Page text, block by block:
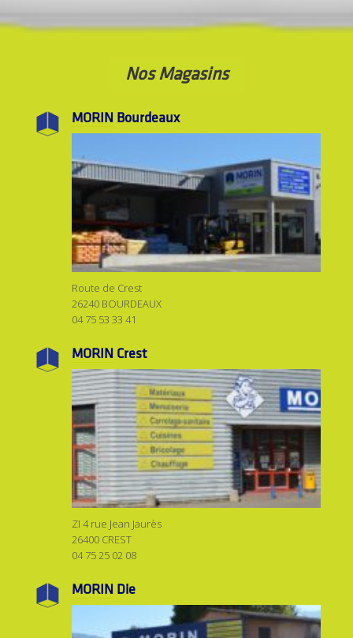
Nos Magasins
MORIN Bourdeaux
Route de Crest
26240 BOURDEAUX
04 75 53 33 41
MORIN Crest
ZI 4 rue Jean Jaurès
26400 CREST
04 75 25 02 08
MORIN Die